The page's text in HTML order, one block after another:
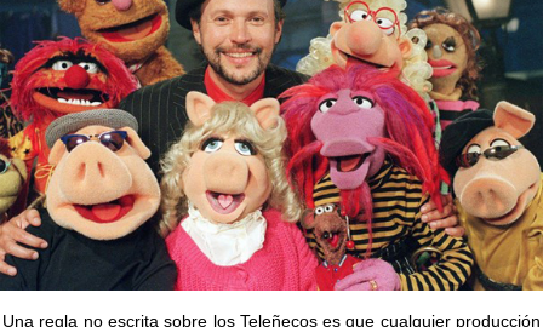
Una regla no escrita sobre los Teleñecos es que cualquier producción